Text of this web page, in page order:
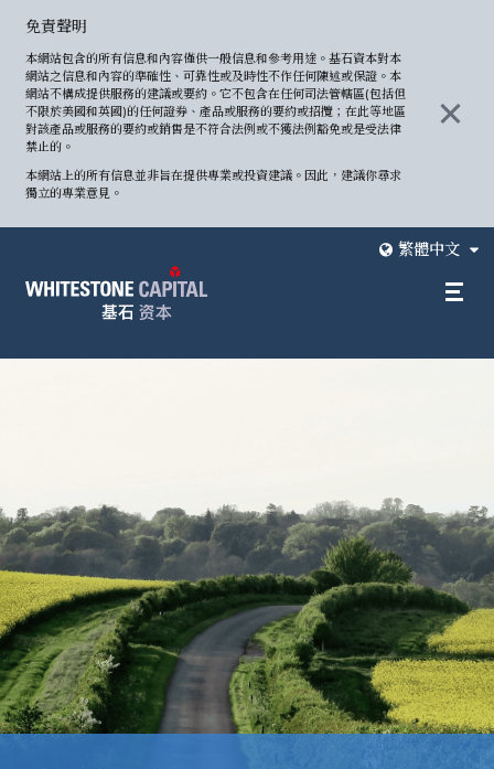
免責聲明
本網站包含的所有信息和內容僅供一般信息和參考用途。基石資本對本
網站之信息和內容的準確性、可靠性或及時性不作任何陳述或保證。本
網站不構成提供服務的建議或要約。它不包含在任何司法管轄區(包括但
不限於美國和英國)的任何證券、產品或服務的要約或招攬；在此等地區
對該產品或服務的要約或銷售是不符合法例或不獲法例豁免或是受法律
禁止的。
本網站上的所有信息並非旨在提供專業或投資建議。因此，建議你尋求
獨立的專業意見。
繁體中文